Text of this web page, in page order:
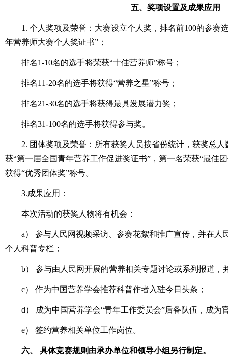
五、奖项设置及成果应用
1. 个人奖项及荣誉：大赛设立个人奖，排名前100的参赛
年营养师大赛个人奖证书”；
排名1-10名的选手将荣获“十佳营养师”称号；
排名11-20名的选手将获得“营养之星”称号；
排名21-30名的选手将获得最具发展潜力奖；
排名31-100名的选手将获得参与奖。
2. 团体奖项及荣誉：所有获奖人员按省份统计，获奖总人
获“第一届全国青年营养工作促进奖证书”，第一名荣获“最佳
获得“优秀团体奖”称号。
3.成果应用：
本次活动的获奖人物将有机会：
a） 参与人民网视频采访、参赛花絮和推广宣传，并在人
个人科普专栏；
b） 参与由人民网开展的营养相关专题讨论或系列报道，
c） 作为中国营养学会推荐科普作者入驻今日头条；
d） 成为中国营养学会“青年工作委员会”后备队伍，成为
e） 签约营养相关单位工作岗位。
六、 具体竞赛规则由承办单位和领导小组另行制定。